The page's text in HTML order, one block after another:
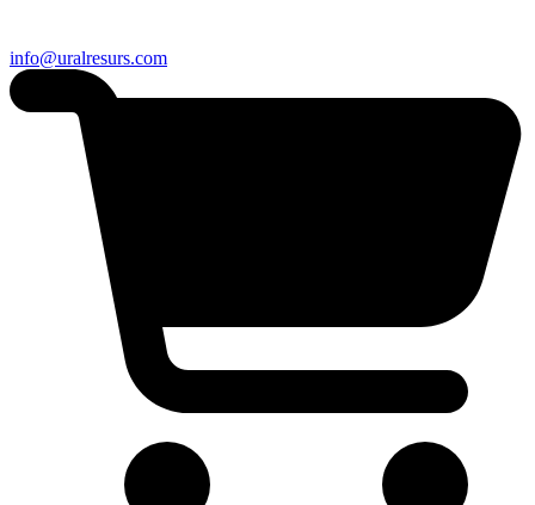
info@uralresurs.com